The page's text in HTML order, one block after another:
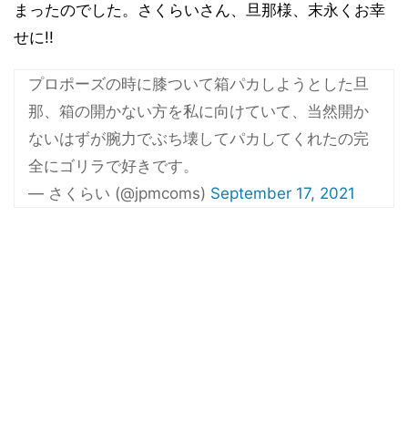
まったのでした。さくらいさん、旦那様、末永くお幸
せに!!
プロポーズの時に膝ついて箱パカしようとした旦
那、箱の開かない方を私に向けていて、当然開か
ないはずが腕力でぶち壊してパカしてくれたの完
全にゴリラで好きです。
— さくらい (@jpmcoms) September 17, 2021